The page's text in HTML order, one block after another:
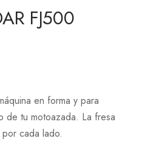
FJ500
en forma y para
de tu motoazada. La fresa
cada lado.